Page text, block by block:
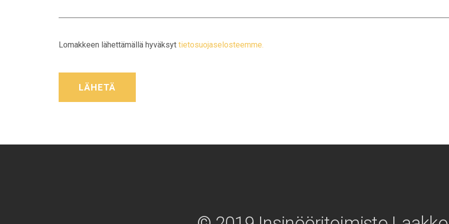
Lomakkeen lähettämällä hyväksyt tietosuojaselosteemme.
LÄHETÄ